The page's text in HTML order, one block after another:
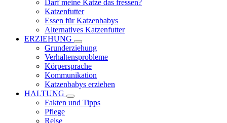
Darf meine Katze das fressen?
Katzenfutter
Essen für Katzenbabys
Alternatives Katzenfutter
ERZIEHUNG
Grunderziehung
Verhaltensprobleme
Körpersprache
Kommunikation
Katzenbabys erziehen
HALTUNG
Fakten und Tipps
Pflege
Reise